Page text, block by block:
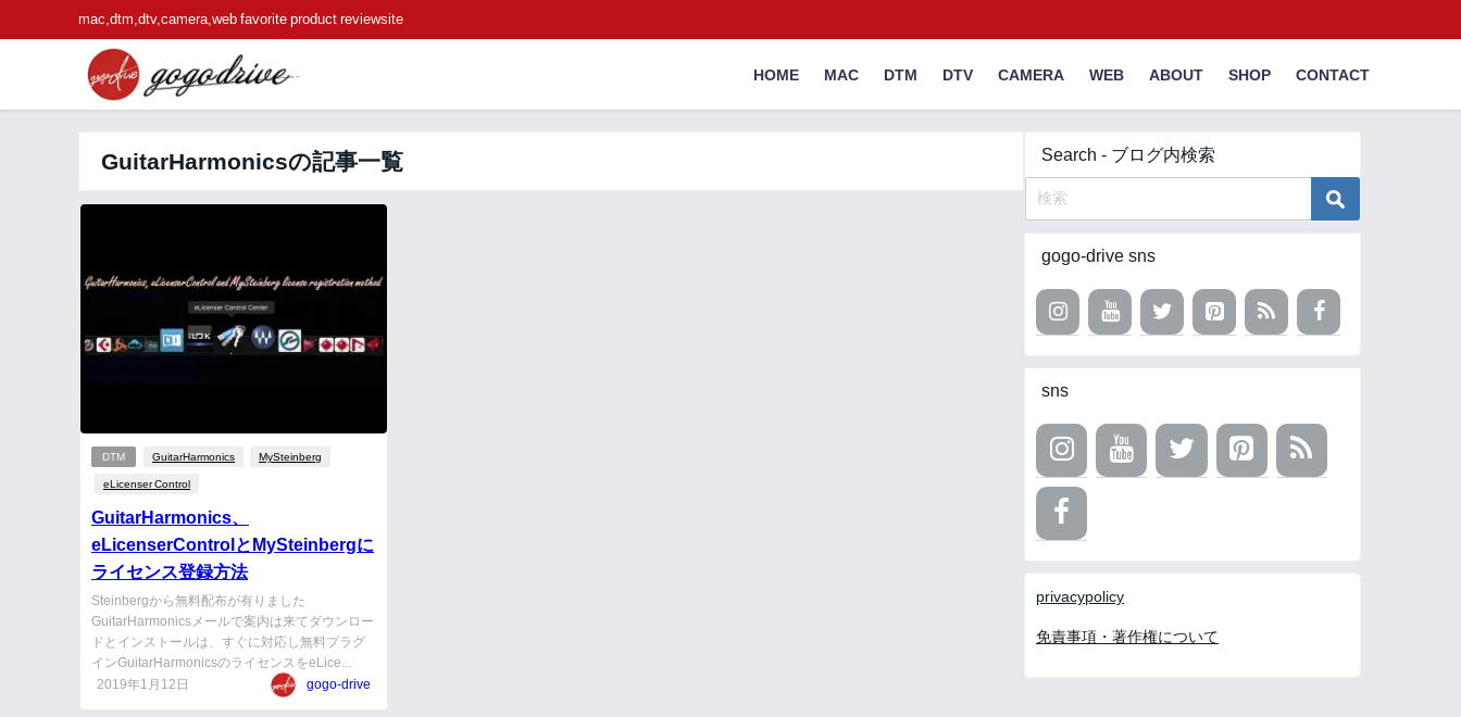
mac,dtm,dtv,camera,web favorite product reviewsite
HOME MAC DTM DTV CAMERA WEB ABOUT SHOP CONTACT
GuitarHarmonicsの記事一覧
DTM GuitarHarmonics MySteinberg
eLicenser Control
GuitarHarmonics、
eLicenserControlとMySteinbergに
ライセンス登録方法
Steinbergから無料配布が有りました
GuitarHarmonicsメールで案内は来てダウンロー
ドとインストールは、すぐに対応し無料プラグ
インGuitarHarmonicsのライセンスをeLice...
2019年1月12日
gogo-drive
Search - ブログ内検索
gogo-drive sns
sns
privacypolicy
免責事項・著作権について